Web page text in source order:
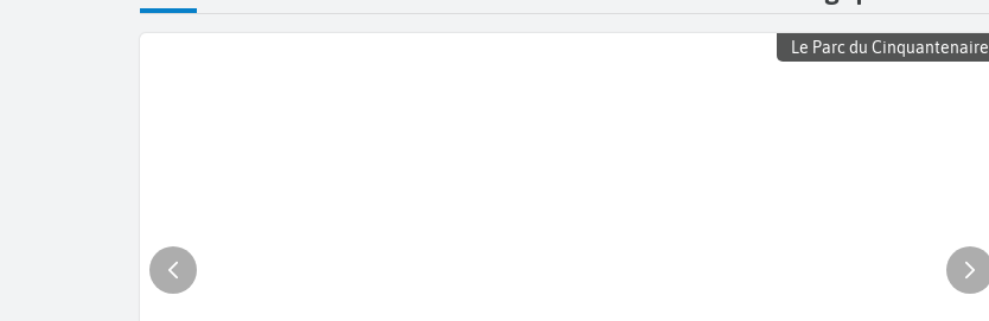
Le Parc du Cinquantenaire